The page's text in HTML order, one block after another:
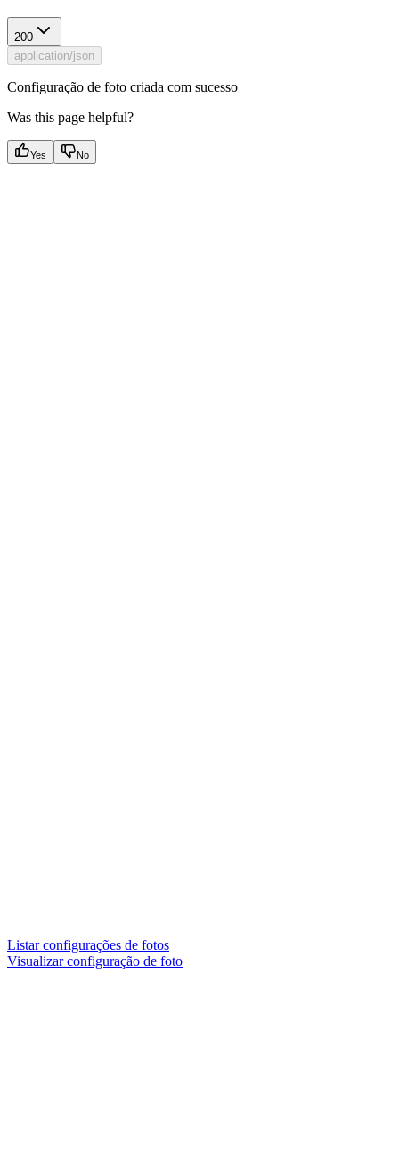
200
application/json
Configuração de foto criada com sucesso
Was this page helpful?
Yes No
Listar configurações de fotos
Visualizar configuração de foto